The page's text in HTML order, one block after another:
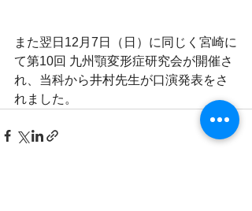
また翌日12月7日（日）に同じく宮崎に
て第10回 九州顎変形症研究会が開催さ
れ、当科から井村先生が口演発表をさ
れました。